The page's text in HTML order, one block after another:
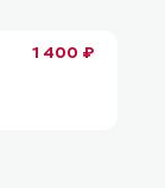
1 400 ₽